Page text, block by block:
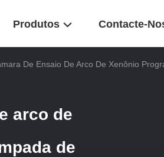
Produtos Contacte-
De Ensaio De Arco De Xenônio
arco de
de